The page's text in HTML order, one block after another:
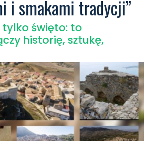
i smakami tradycji”
tylko święto: to
historię, sztukę,